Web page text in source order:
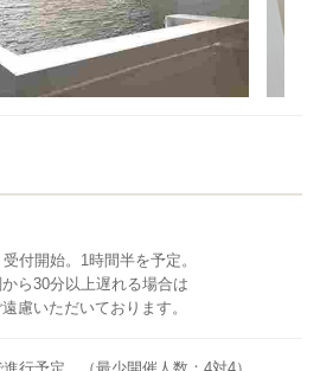
付開始。1時間半を予定。
ら30分以上遅れる場合は
慮いただいております。